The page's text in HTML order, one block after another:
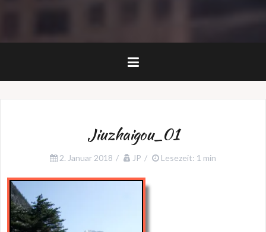
Jiuzhaigou_01
2. Januar 2018 JP Lesezeit: 1 min